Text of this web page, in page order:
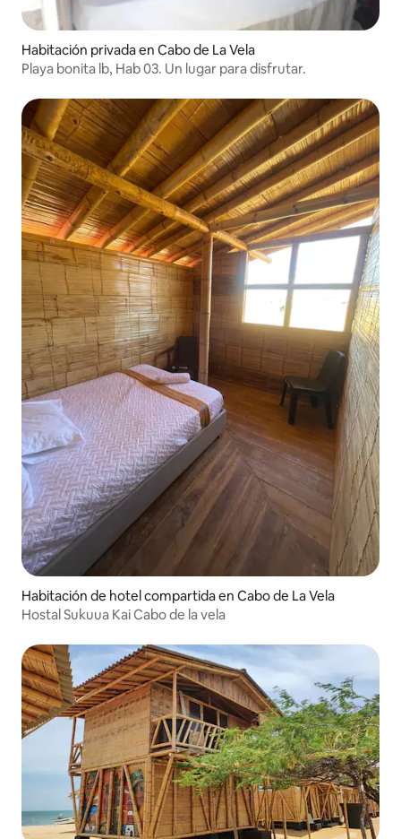
Habitación privada en Cabo de La Vela
Playa bonita lb, Hab 03. Un lugar para disfrutar.
Habitación de hotel compartida en Cabo de La Vela
Hostal Sukuua Kai Cabo de la vela